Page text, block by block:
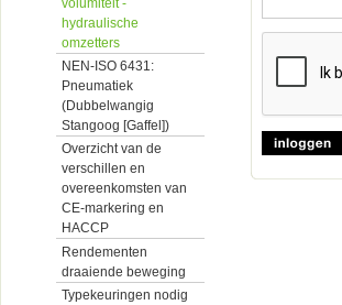
hydraulische
omzetters
NEN-ISO 6431:
Pneumatiek
(Dubbelwangig
Stangoog [Gaffel])
Overzicht van de
verschillen en
overeenkomsten van
CE-markering en
HACCP
Rendementen
draaiende beweging
Typekeuringen nodig